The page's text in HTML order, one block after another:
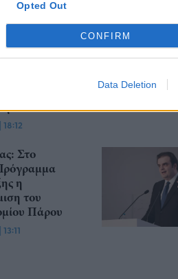
Opted Out
CONFIRM
Data Deletion
ευρώ από
| 18:12
Στο
η
του
Πάρου
| 13:11